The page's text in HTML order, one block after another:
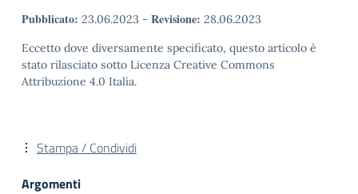
Pubblicato: 23.06.2023 - Revisione: 28.06.2023
Eccetto dove diversamente specificato, questo articolo è
stato rilasciato sotto Licenza Creative Commons
Attribuzione 4.0 Italia.
Stampa / Condividi
Argomenti